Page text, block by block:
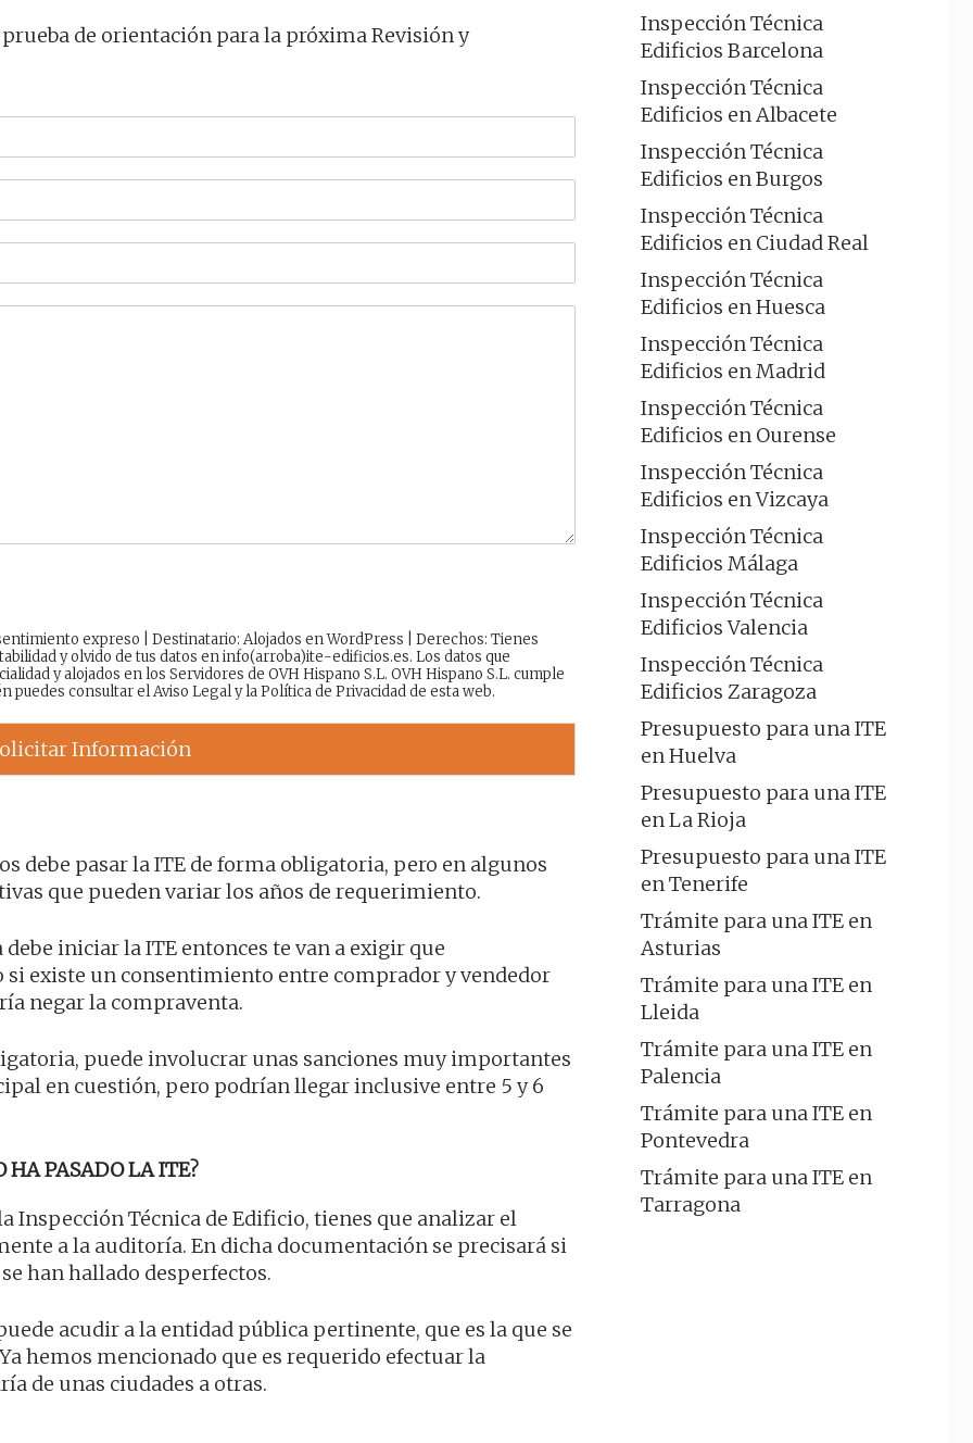
de orientación para la próxima Revisión y
expreso | Destinatario: Alojados en WordPress | Derechos: Tienes
y olvido de tus datos en info(arroba)ite-edificios.es. Los datos que
y alojados en los Servidores de OVH Hispano S.L. OVH Hispano S.L. cumple
puedes consultar elAviso Legaly laPolítica de Privacidadde esta web.
Información
debe pasar la ITE de forma obligatoria, pero en algunos
que pueden variar los años de requerimiento.
iniciar la ITE entonces te van a exigir que
si existe un consentimiento entre comprador y vendedor
negar la compraventa.
puede involucrar unas sanciones muy importantes
en cuestión, pero podrían llegar inclusive entre 5 y 6
HA PASADO LA ITE?
Inspección Técnica de Edificio, tienes que analizar el
a la auditoría. En dicha documentación se precisará si
han hallado desperfectos.
acudir a la entidad pública pertinente, que es la que se
hemos mencionado que es requerido efectuar la
de unas ciudades a otras.
Inspección Técnica
Edificios Barcelona
Inspección Técnica
Edificios en Albacete
Inspección Técnica
Edificios en Burgos
Inspección Técnica
Edificios en Ciudad Real
Inspección Técnica
Edificios en Huesca
Inspección Técnica
Edificios en Madrid
Inspección Técnica
Edificios en Ourense
Inspección Técnica
Edificios en Vizcaya
Inspección Técnica
Edificios Málaga
Inspección Técnica
Edificios Valencia
Inspección Técnica
Edificios Zaragoza
Presupuesto para una ITE
en Huelva
Presupuesto para una ITE
en La Rioja
Presupuesto para una ITE
en Tenerife
Trámite para una ITE en
Asturias
Trámite para una ITE en
Lleida
Trámite para una ITE en
Palencia
Trámite para una ITE en
Pontevedra
Trámite para una ITE en
Tarragona